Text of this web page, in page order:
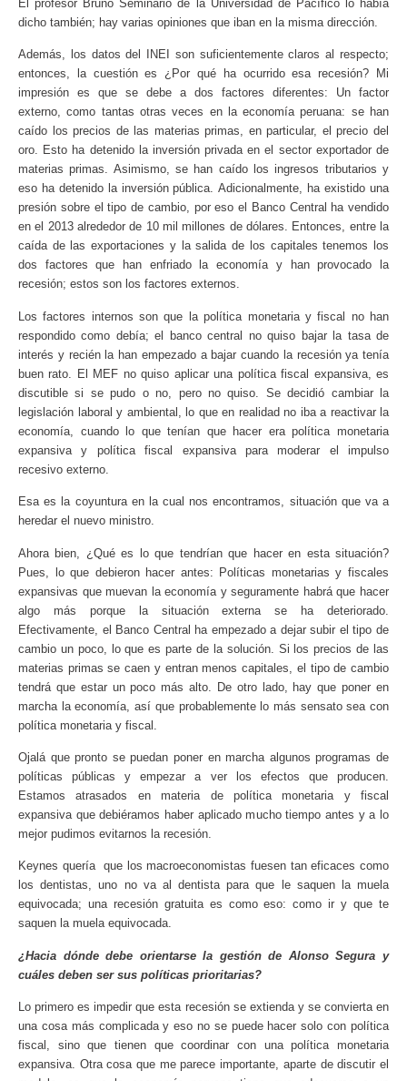
El profesor Bruno Seminario de la Universidad de Pacífico lo había
dicho también; hay varias opiniones que iban en la misma dirección.
Además, los datos del INEI son suficientemente claros al respecto;
entonces, la cuestión es ¿Por qué ha ocurrido esa recesión? Mi
impresión es que se debe a dos factores diferentes: Un factor
externo, como tantas otras veces en la economía peruana: se han
caído los precios de las materias primas, en particular, el precio del
oro. Esto ha detenido la inversión privada en el sector exportador de
materias primas. Asimismo, se han caído los ingresos tributarios y
eso ha detenido la inversión pública.Adicionalmente, ha existido una
presión sobre el tipo de cambio, por eso el Banco Central ha vendido
en el 2013 alrededor de 10 mil millones de dólares. Entonces, entre la
caída de las exportaciones y la salida de los capitales tenemos los
dos factores que han enfriado la economía y han provocado la
recesión; estos son los factores externos.
Los factores internos son que la política monetaria y fiscal no han
respondido como debía; el banco central no quiso bajar la tasa de
interés y recién la han empezado a bajar cuando la recesión ya tenía
buen rato. El MEF no quiso aplicar una política fiscal expansiva, es
discutible si se pudo o no, pero no quiso. Se decidió cambiar la
legislación laboral y ambiental, lo que en realidad no iba a reactivar la
economía, cuando lo que tenían que hacer era política monetaria
expansiva y política fiscal expansiva para moderar el impulso
recesivo externo.
Esa es la coyuntura en la cual nos encontramos, situación que va a
heredar el nuevo ministro.
Ahora bien, ¿Qué es lo que tendrían que hacer en esta situación?
Pues, lo que debieron hacer antes: Políticas monetarias y fiscales
expansivas que muevan la economía y seguramente habrá que hacer
algo más porque la situación externa se ha deteriorado.
Efectivamente, el Banco Central ha empezado a dejar subir el tipo de
cambio un poco, lo que es parte de la solución. Si los precios de las
materias primas se caen y entran menos capitales, el tipo de cambio
tendrá que estar un poco más alto. De otro lado, hay que poner en
marcha la economía, así que probablemente lo más sensato sea con
política monetaria y fiscal.
Ojalá que pronto se puedan poner en marcha algunos programas de
políticas públicas y empezar a ver los efectos que producen.
Estamos atrasados en materia de política monetaria y fiscal
expansiva que debiéramos haber aplicado mucho tiempo antes y a lo
mejor pudimos evitarnos la recesión.
Keynes quería que los macroeconomistas fuesen tan eficaces como
los dentistas, uno no va al dentista para que le saquen la muela
equivocada; una recesión gratuita es como eso: como ir y que te
saquen la muela equivocada.
¿Hacia dónde debe orientarse la gestión de Alonso Segura y
cuáles deben ser sus políticas prioritarias?
Lo primero es impedir que esta recesión se extienda y se convierta en
una cosa más complicada y eso no se puede hacer solo con política
fiscal, sino que tienen que coordinar con una política monetaria
expansiva. Otra cosa que me parece importante, aparte de discutir el